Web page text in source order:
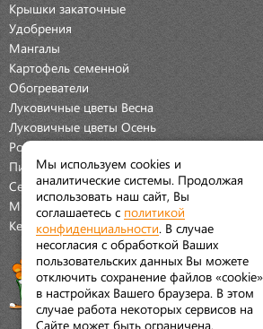
Крышки закаточные
Удобрения
Мангалы
Картофель семенной
Обогреватели
Луковичные цветы Весна
Луковичные цветы Осень
Розы
Пионы
Семена Овощей
Мраморная крошка
Керамические наборы
Мы используем cookies и
аналитические системы. Продолжая
использовать наш сайт, Вы
соглашаетесь с политикой
конфиденциальности . В случае
несогласия с обработкой Ваших
пользовательских данных Вы можете
отключить сохранение файлов «cookie»
в настройках Вашего браузера. В этом
случае работа некоторых сервисов на
Сайте может быть ограничена.